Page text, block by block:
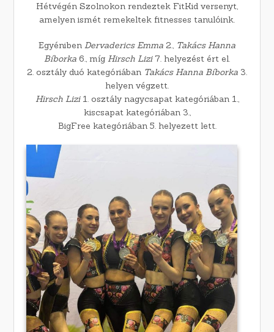
Hétvégén Szolnokon rendeztek FitKid versenyt,
amelyen ismét remekeltek fitnesses tanulóink.
Egyéniben Dervaderics Emma 2., Takács Hanna
Bíborka 6., míg Hirsch Lizi7. helyezést ért el.
2. osztály duó kategóriában Takács Hanna Bíborka 3.
helyen végzett.
Hirsch Lizi1. osztály nagycsapat kategóriában 1.,
kiscsapat kategóriában 3.,
BigFree kategóriában 5. helyezett lett.